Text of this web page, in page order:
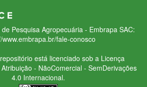
Pesquisa Agropecuária - Embrapa SAC:
www.embrapa.br/fale-conosco
está licenciado sob a Licença
- NãoComercial - SemDerivações
4.0 Internacional.